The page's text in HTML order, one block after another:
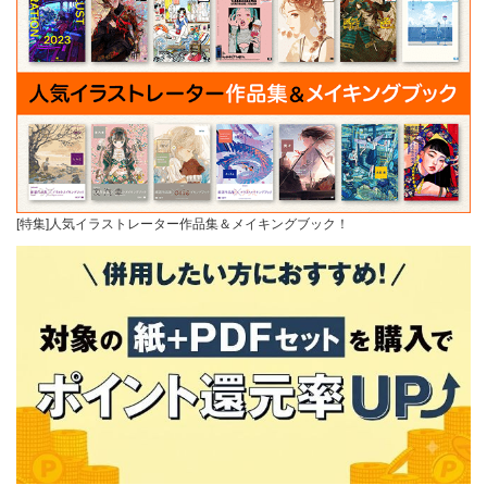
[特集]人気イラストレーター作品集＆メイキングブック！